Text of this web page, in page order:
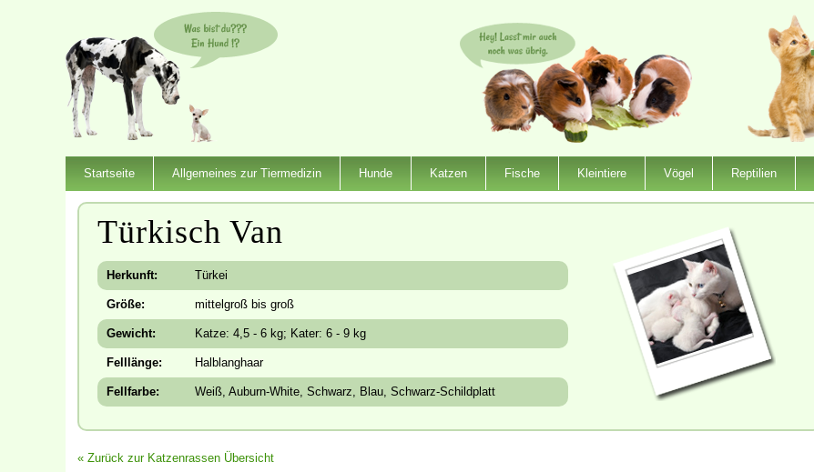
Startseite Allgemeines zur Tiermedizin Hunde Katzen Fische Kleintiere Vögel Reptilien
Türkisch Van
Herkunft: Türkei
Größe: mittelgroß bis groß
Gewicht: Katze: 4,5 - 6 kg; Kater: 6 - 9 kg
Felllänge: Halblanghaar
Fellfarbe: Weiß, Auburn-White, Schwarz, Blau, Schwarz-Schildplatt
« Zurück zur Katzenrassen Übersicht